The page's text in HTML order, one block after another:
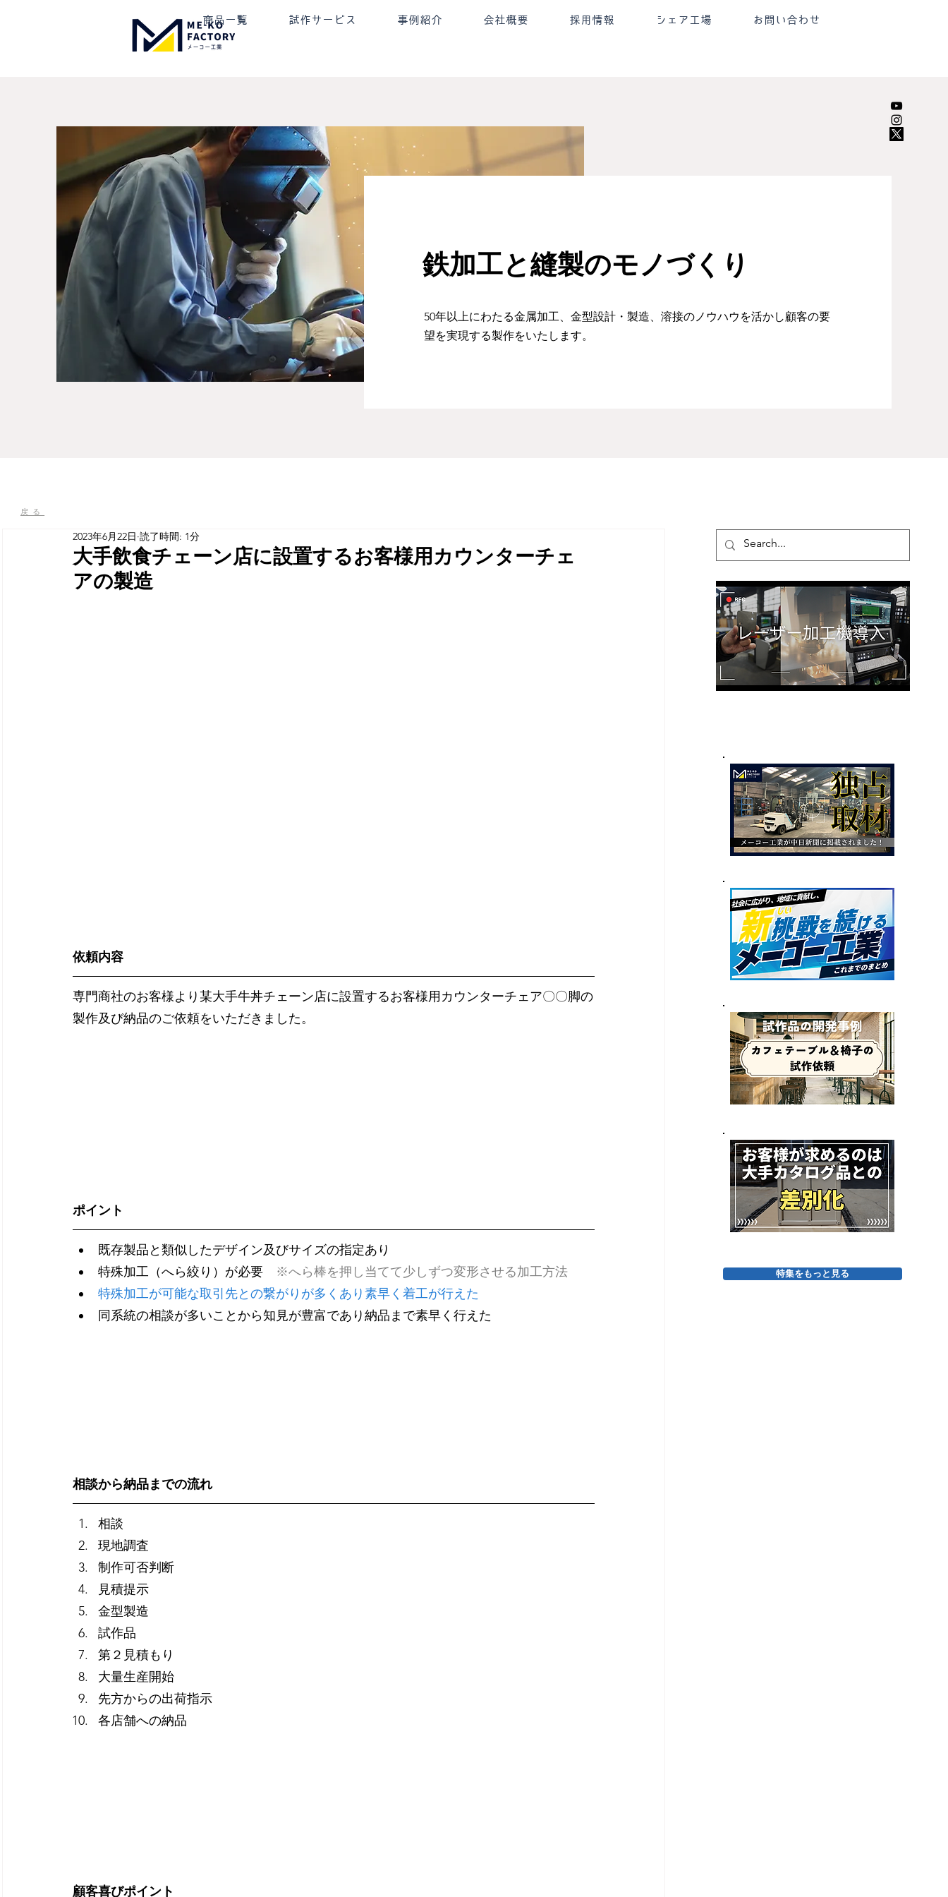
商品一覧 試作サービス 事例紹介 会社概要 採用情報 シェア工場 お問い合わせ
鉄加工と縫製のモノづくり
50年以上にわたる金属加工、金型設計・製造、溶接のノウハウを活かし顧客の要
望を実現する製作をいたします。
大手飲食チェーン店に設置するお客様用カウンターチェ
アの製造
2023年6月22日 読了時間: 1分
依頼内容
専門商社のお客様より某大手牛丼チェーン店に設置するお客様用カウンターチェア〇〇脚の
製作及び納品のご依頼をいただきました。
ポイント
既存製品と類似したデザイン及びサイズの指定あり
特殊加工（へら絞り）が必要 ※へら棒を押し当てて少しずつ変形させる加工方法
特殊加工が可能な取引先との繋がりが多くあり素早く着工が行えた
同系統の相談が多いことから知見が豊富であり納品まで素早く行えた
相談から納品までの流れ
相談
現地調査
制作可否判断
見積提示
金型製造
試作品
第２見積もり
大量生産開始
先方からの出荷指示
各店舗への納品
顧客喜びポイント
戻る
特集をもっと見る